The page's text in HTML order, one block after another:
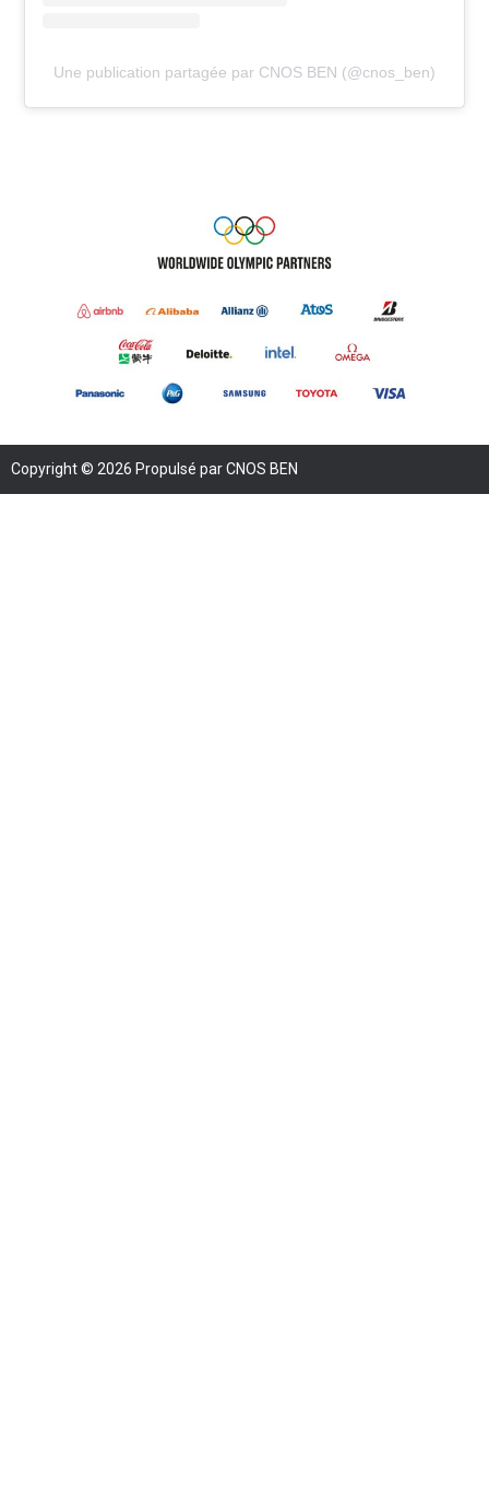
Une publication partagée par CNOS BEN (@cnos_ben)
Copyright © 2026 Propulsé par CNOS BEN